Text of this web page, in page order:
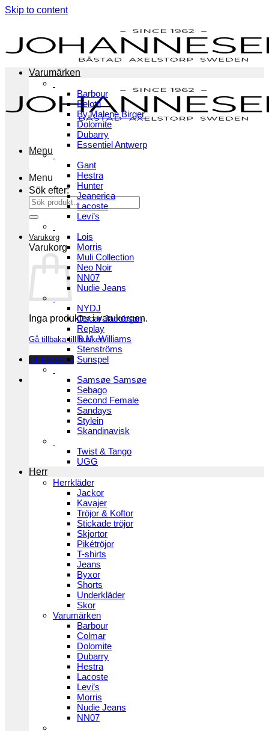
Skip to content
Menu
Menu
Sök efter:
Varukorg
Varukorg
Inga produkter i varukorgen.
Gå tillbaka till butiken
Till kassan +
Varumärken
Barbour
Belotti
By Malene Birger
Dolomite
Dubarry
Essentiel Antwerp
Gant
Hestra
Hunter
Jeanerica
Lacoste
Levi’s
Lois
Morris
Muli Collection
Neo Noir
NN07
Nudie Jeans
NYDJ
Oscar Jacobson
Replay
R.M. Williams
Stenströms
Sunspel
Samsøe Samsøe
Sebago
Second Female
Sandays
Stylein
Skandinavisk
Twist & Tango
UGG
Herr
Herrkläder
Jackor
Kavajer
Tröjor & Koftor
Stickade tröjor
Skjortor
Pikétröjor
T-shirts
Jeans
Byxor
Shorts
Underkläder
Skor
Varumärken
Barbour
Colmar
Dolomite
Dubarry
Hestra
Lacoste
Levi’s
Morris
Nudie Jeans
NN07